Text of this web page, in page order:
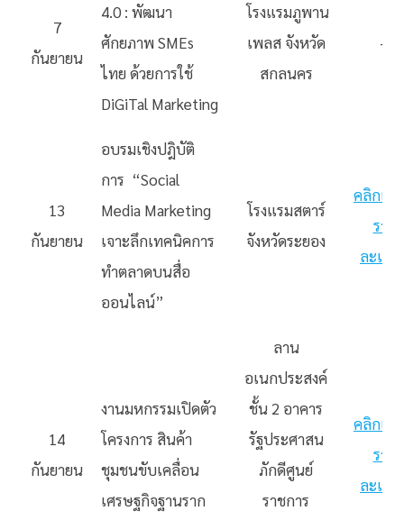
7
กันยายน
4.0 : พัฒนา
ศักยภาพ SMEs
ไทย ด้วยการใช้
DiGiTal Marketing
โรงแรมภูพาน
เพลส จังหวัด
สกลนคร
–
13
กันยายน
อบรมเชิงปฎิบัติ
การ “Social
Media Marketing
เจาะลึกเทคนิคการ
ทำตลาดบนสื่อ
ออนไลน์”
โรงแรมสตาร์
จังหวัดระยอง
คลิกเพื่
ราย
ละเอีย
14
กันยายน
งานมหกรรมเปิดตัว
โครงการ สินค้า
ชุมชนขับเคลื่อน
เศรษฐกิจฐานราก
ลาน
อเนกประสงค์
ชั้น 2 อาคาร
รัฐประศาสน
ภักดีศูนย์
ราชการ
คลิกเพื่
ราย
ละเอีย